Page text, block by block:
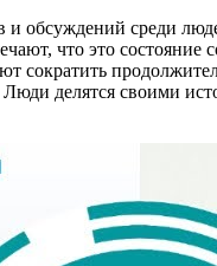
обсуждений среди
что это
сократить
делятся своими